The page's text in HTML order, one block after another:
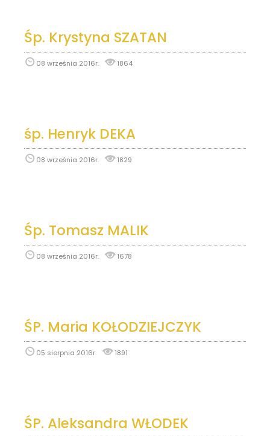
Śp. Krystyna SZATAN
08 września 2016r. 1864
śp. Henryk DEKA
08 września 2016r. 1829
Śp. Tomasz MALIK
08 września 2016r. 1678
ŚP. Maria KOŁODZIEJCZYK
05 sierpnia 2016r. 1891
ŚP. Aleksandra WŁODEK